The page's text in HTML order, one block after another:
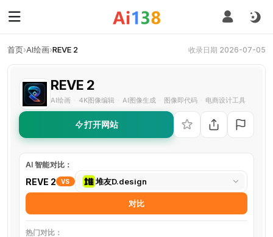
首页›AI绘画›REVE 2 收录日期 2026-07-05
REVE 2
AI绘画 4K图像编辑 AI图像生成 图像即代码 电商设计工具
打开网站
AI 智能对比：
REVE 2 VS
选
择
堆友D.design
对比
热门对比：